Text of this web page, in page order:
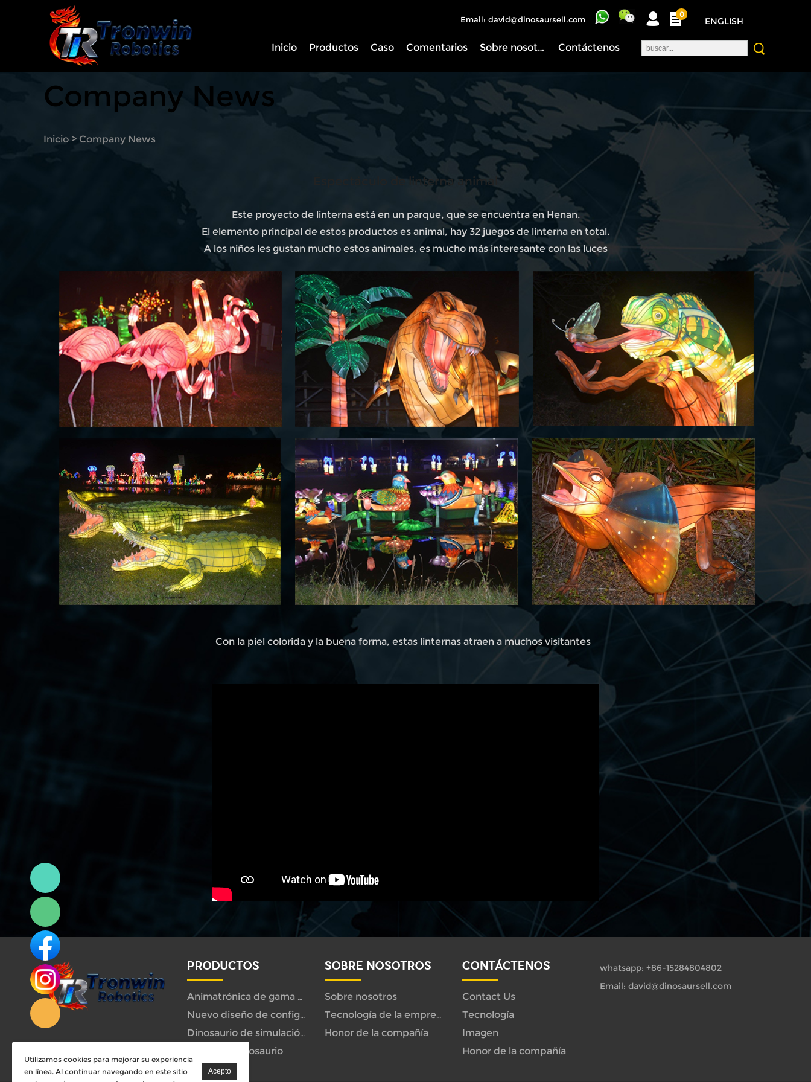
Utilizamos cookies para mejorar su experiencia
en línea. Al continuar navegando en este sitio
Email: david@dinosaursell.com
0
ENGLISH
Inicio Productos Caso Comentarios Sobre nosotros Contáctenos
Company News
Inicio > Company News
Espectáculo de linterna animal
Este proyecto de linterna está en un parque, que se encuentra en Henan.
El elemento principal de estos productos es animal, hay 32 juegos de linterna en total.
A los niños les gustan mucho estos animales, es mucho más interesante con las luces
Con la piel colorida y la buena forma, estas linternas atraen a muchos visitantes
PRODUCTOS
Animatrónica de gama alta
Nuevo diseño de configuración
Dinosaurio de simulación
Paseo de dinosaurio
SOBRE NOSOTROS
Sobre nosotros
Tecnología de la empresa
Honor de la compañía
CONTÁCTENOS
Contact Us
Tecnología
Imagen
Honor de la compañía
whatsapp: +86-15284804802
Email: david@dinosaursell.com
Linda